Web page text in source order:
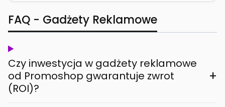
FAQ - Gadżety Reklamowe
Czy inwestycja w gadżety reklamowe
od Promoshop gwarantuje zwrot
(ROI)?
+